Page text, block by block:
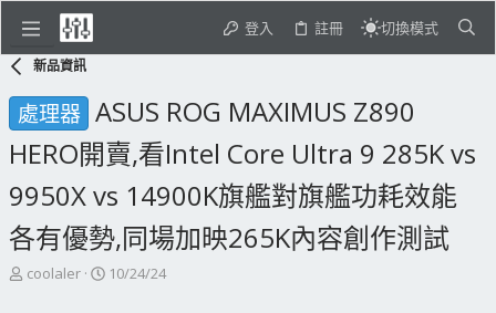
登入 註冊 切換模式
新品資訊
處理器 ASUS ROG MAXIMUS Z890
HERO開賣,看Intel Core Ultra 9 285K vs
9950X vs 14900K旗艦對旗艦功耗效能
各有優勢,同場加映265K內容創作測試
主
coolaler
開
10/24/24